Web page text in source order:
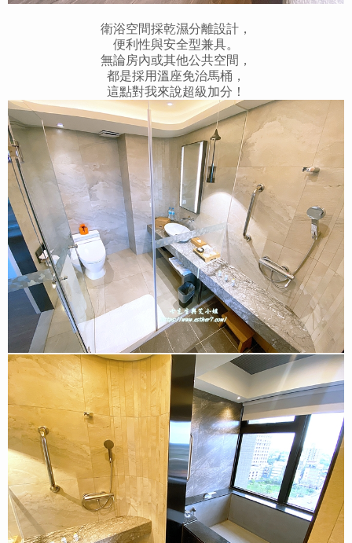
衛浴空間採乾濕分離設計，
便利性與安全型兼具。
無論房內或其他公共空間，
都是採用溫座免治馬桶，
這點對我來說超級加分！